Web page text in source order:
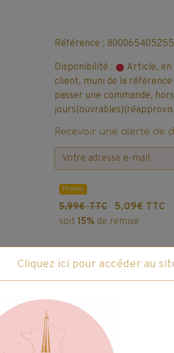
Référence :
Disponibilité :
Article, en
client, muni de la
passer une commande,
Recevoir une alerte de
Promo
5,99€ TTC 5,09€ TTC
soit 15% de remise
Prix au litre : 5,21€
État du produit :Neuf